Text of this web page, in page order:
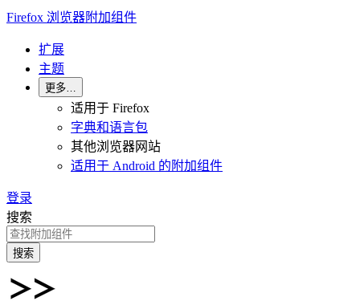
Firefox 浏览器附加组件
扩展
主题
更多…
适用于 Firefox
字典和语言包
其他浏览器网站
适用于 Android 的附加组件
登录
搜索
搜索